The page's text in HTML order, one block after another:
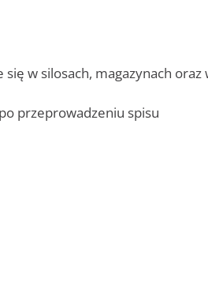
w silosach, magazynach oraz
przeprowadzeniu spisu